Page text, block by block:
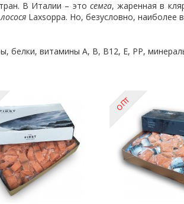
В Италии – это семга, жаренная в
лосося Laxsoppa. Но, безусловно, наиболее
белки, витамины А, В, В12, Е, PP,
ОПТ